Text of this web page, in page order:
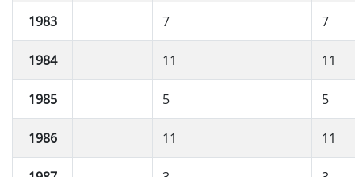
1983 7 7
1984 11 11
1985 5 5
1986 11 11